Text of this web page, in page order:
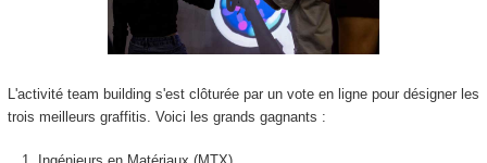
L'activité team building s'est clôturée par un vote en ligne pour désigner les
trois meilleurs graffitis. Voici les grands gagnants :